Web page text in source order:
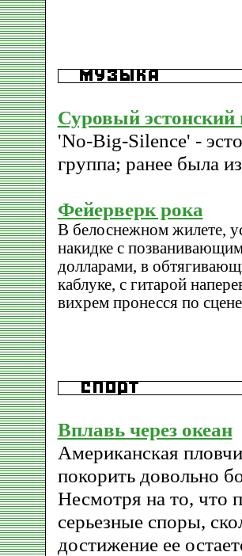
Суровый эстонский
'No-Big-Silence' -
группа; ранее была
Фейерверк рока
В белоснежном жилете,
накидке с
долларами, в
каблуке, с гитарой
вихрем пронесся по
Вплавь через океан
Американская
покорить довольно
Несмотря на то, что
серьезные споры,
достижение ее